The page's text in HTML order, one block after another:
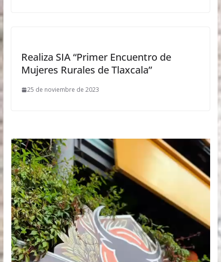
Realiza SIA “Primer Encuentro de
Mujeres Rurales de Tlaxcala”
25 de noviembre de 2023